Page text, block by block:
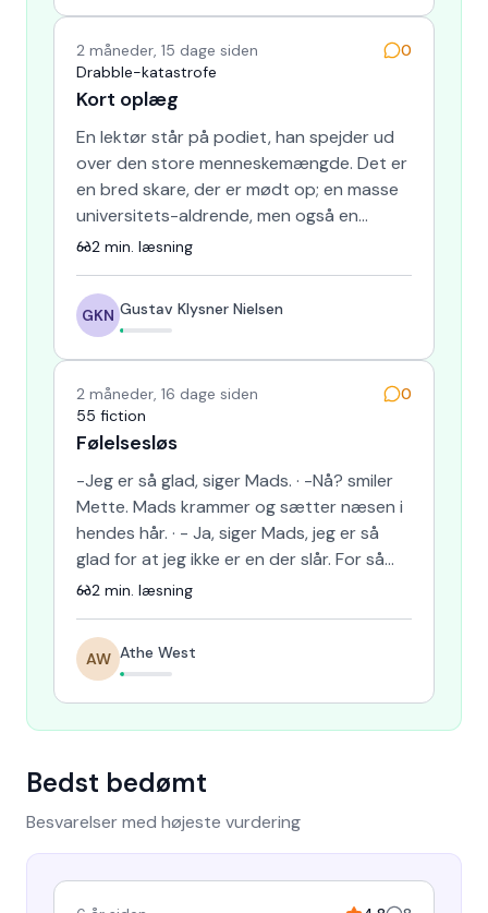
2 måneder, 15 dage siden
0
Drabble-katastrofe
Kort oplæg
En lektør står på podiet, han spejder ud
over den store menneskemængde. Det er
en bred skare, der er mødt op; en masse
universitets-aldrende, men også en
masse udefrakommende. Det …
2 min. læsning
GKN Gustav Klysner Nielsen
2 måneder, 16 dage siden
0
55 fiction
Følelsesløs
-Jeg er så glad, siger Mads. · -Nå? smiler
Mette. Mads krammer og sætter næsen i
hendes hår. · - Ja, siger Mads, jeg er så
glad for at jeg ikke er en der slår. For så
havde jeg pan…
2 min. læsning
AW Athe West
Bedst bedømt
Besvarelser med højeste vurdering